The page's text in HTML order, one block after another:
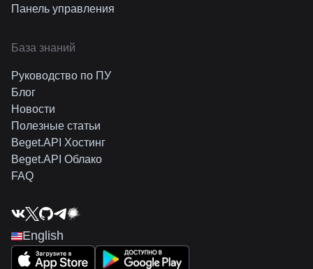
Панель управления
База знаний
Руководство по ПУ
Блог
Новости
Полезные статьи
Beget.API Хостинг
Beget.API Облако
FAQ
English